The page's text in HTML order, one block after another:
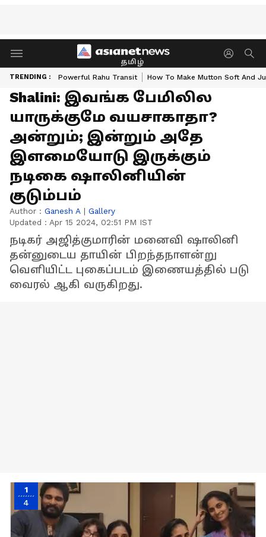
தமிழ்
TRENDING : Powerful Rahu Transit How To Make Mutton Soft And
Shalini: இவங்க பேமிலில
யாருக்குமே வயசாகாதா?
அன்றும்; இன்றும் அதே
இளமையோடு இருக்கும்
நடிகை ஷாலினியின்
குடும்பம்
Author : Ganesh A | Gallery
Updated : Apr 15 2024, 02:51 PM IST
நடிகர் அஜித்குமாரின் மனைவி ஷாலினி
தன்னுடைய தாயின் பிறந்தநாளன்று
வெளியிட்ட புகைப்படம் இணையத்தில் படு
வைரல் ஆகி வருகிறது.
1
4